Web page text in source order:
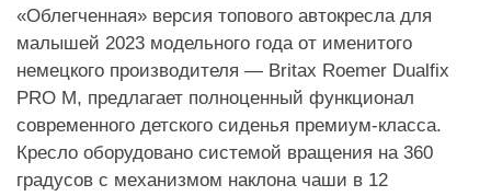
«Облегченная» версия топового автокресла для
малышей 2023 модельного года от именитого
немецкого производителя — Britax Roemer Dualfix
PRO M, предлагает полноценный функционал
современного детского сиденья премиум-класса.
Кресло оборудовано системой вращения на 360
градусов с механизмом наклона чаши в 12